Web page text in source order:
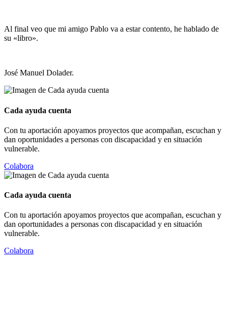
Al final veo que mi amigo Pablo va a estar contento, he hablado de
su «libro».
José Manuel Dolader.
Cada ayuda cuenta
Con tu aportación apoyamos proyectos que acompañan, escuchan y
dan oportunidades a personas con discapacidad y en situación
vulnerable.
Colabora
Cada ayuda cuenta
Con tu aportación apoyamos proyectos que acompañan, escuchan y
dan oportunidades a personas con discapacidad y en situación
vulnerable.
Colabora